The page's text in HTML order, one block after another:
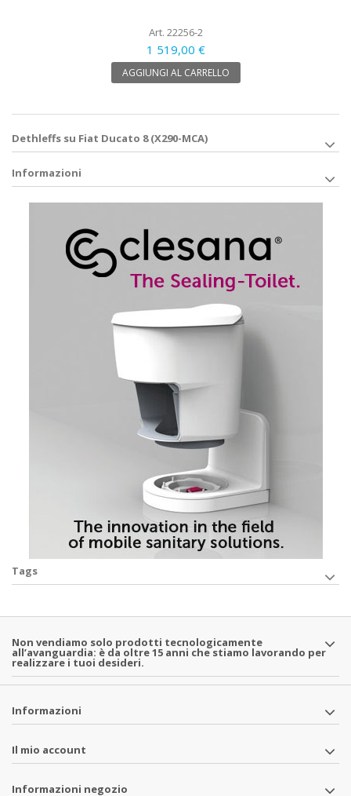
Art. 22256-2
1 519,00 €
AGGIUNGI AL CARRELLO
Dethleffs su Fiat Ducato 8 (X290-MCA)
Informazioni
Tags
Non vendiamo solo prodotti tecnologicamente
all’avanguardia: è da oltre 15 anni che stiamo lavorando per
realizzare i tuoi desideri.
Informazioni
Il mio account
Informazioni negozio